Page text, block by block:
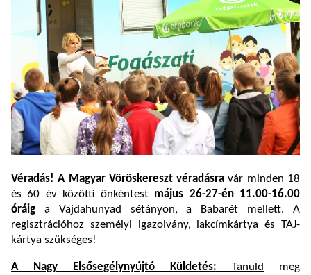
Véradás! A Magyar Vöröskereszt véradásra vár minden 18
és 60 év közötti önkéntest május 26-27-én 11.00-16.00
óráig a Vajdahunyad sétányon, a Babarét mellett. A
regisztrációhoz személyi igazolvány, lakcímkártya és TAJ-
kártya szükséges!
A Nagy Elsősegélynyújtó Küldetés: Tanuld
meg